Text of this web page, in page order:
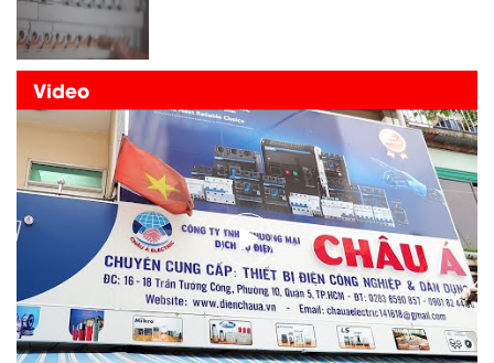
Video